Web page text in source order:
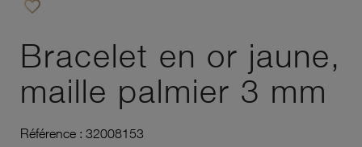
favorite_border
Bracelet en or jaune,
maille palmier 3 mm
Référence : 32008153